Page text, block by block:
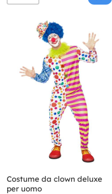
Costume da clown deluxe
per uomo